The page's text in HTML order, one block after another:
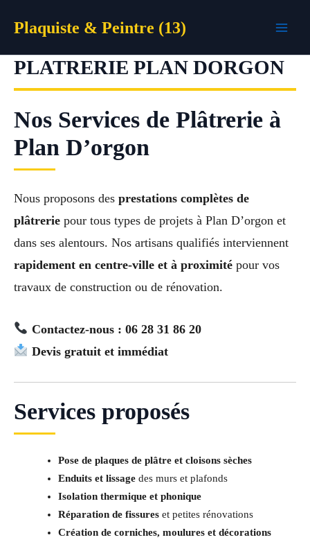
Plaquiste & Peintre (13)
PLATRERIE PLAN DORGON
Nos Services de Plâtrerie à
Plan D’orgon
Nous proposons des prestations complètes de
plâtrerie pour tous types de projets à Plan D’orgon et
dans ses alentours. Nos artisans qualifiés interviennent
rapidement en centre-ville et à proximité pour vos
travaux de construction ou de rénovation.
Contactez-nous : 06 28 31 86 20
Devis gratuit et immédiat
Services proposés
Pose de plaques de plâtre et cloisons sèches
Enduits et lissagedes murs et plafonds
Isolation thermique et phonique
Réparation de fissureset petites rénovations
Création de corniches, moulures et décorations